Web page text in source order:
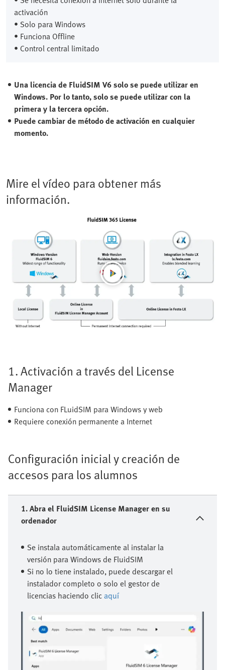
activación
• Solo para Windows
• Funciona Offline
• Control central limitado
Una licencia de FluidSIM V6 solo se puede utilizar en
Windows. Por lo tanto, solo se puede utilizar con la
primera y la tercera opción.
Puede cambiar de método de activación en cualquier
momento.
Mire el vídeo para obtener más
información.
1. Activación a través del License
Manager
Funciona con FLuidSIM para Windows y web
Requiere conexión permanente a Internet
Configuración inicial y creación de
accesos para los alumnos
1. Abra el FluidSIM License Manager en su
ordenador
Se instala automáticamente al instalar la
versión para Windows de FluidSIM
Si no lo tiene instalado, puede descargar el
instalador completo o solo el gestor de
licencias haciendo clicaquí